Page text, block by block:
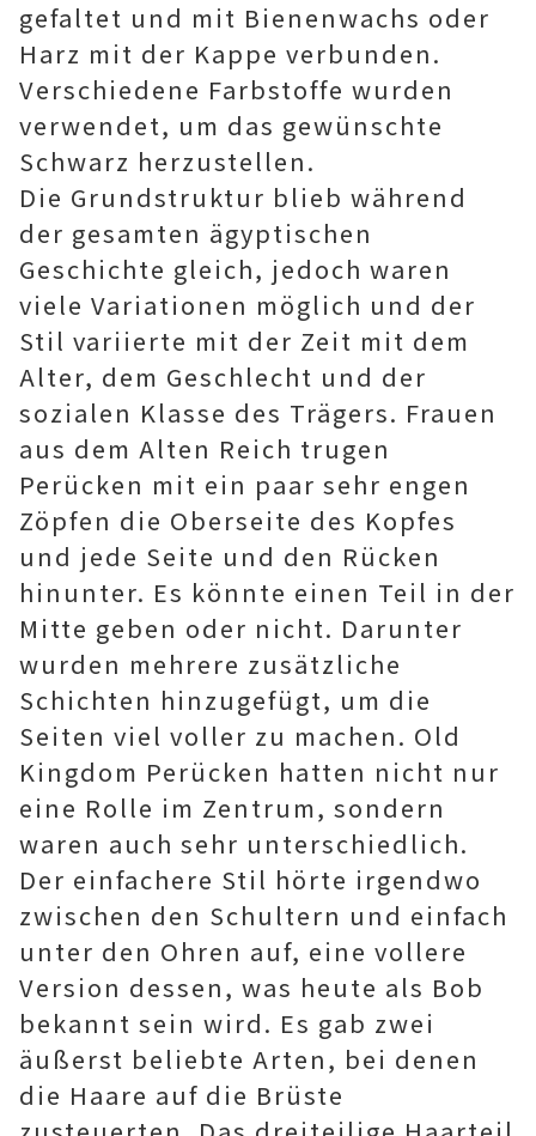
gefaltet und mit Bienenwachs oder
Harz mit der Kappe verbunden.
Verschiedene Farbstoffe wurden
verwendet, um das gewünschte
Schwarz herzustellen.
Die Grundstruktur blieb während
der gesamten ägyptischen
Geschichte gleich, jedoch waren
viele Variationen möglich und der
Stil variierte mit der Zeit mit dem
Alter, dem Geschlecht und der
sozialen Klasse des Trägers. Frauen
aus dem Alten Reich trugen
Perücken mit ein paar sehr engen
Zöpfen die Oberseite des Kopfes
und jede Seite und den Rücken
hinunter. Es könnte einen Teil in der
Mitte geben oder nicht. Darunter
wurden mehrere zusätzliche
Schichten hinzugefügt, um die
Seiten viel voller zu machen. Old
Kingdom Perücken hatten nicht nur
eine Rolle im Zentrum, sondern
waren auch sehr unterschiedlich.
Der einfachere Stil hörte irgendwo
zwischen den Schultern und einfach
unter den Ohren auf, eine vollere
Version dessen, was heute als Bob
bekannt sein wird. Es gab zwei
äußerst beliebte Arten, bei denen
die Haare auf die Brüste